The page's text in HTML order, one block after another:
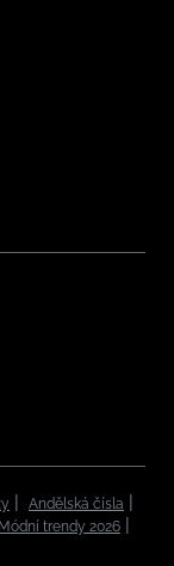
Andělská čísla
Módní trendy 2026